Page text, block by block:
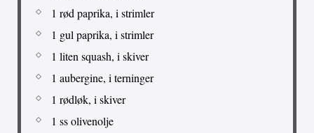
1 rød paprika, i strimler
1 gul paprika, i strimler
1 liten squash, i skiver
1 aubergine, i terninger
1 rødløk, i skiver
1 ss olivenolje